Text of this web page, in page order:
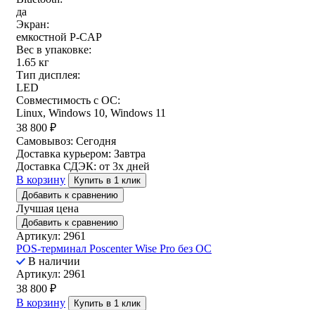
да
Экран:
емкостной P-CAP
Вес в упаковке:
1.65 кг
Тип дисплея:
LED
Совместимость с ОС:
Linux, Windows 10, Windows 11
38 800 ₽
Самовывоз: Сегодня
Доставка курьером: Завтра
Доставка СДЭК: от 3х дней
В корзину
Купить в 1 клик
Добавить к сравнению
Лучшая цена
Добавить к сравнению
Артикул: 2961
POS-терминал Poscenter Wise Pro без ОС
В наличии
Артикул: 2961
38 800 ₽
В корзину
Купить в 1 клик